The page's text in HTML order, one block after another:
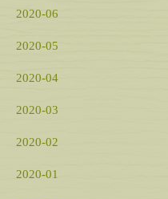
2020-06
2020-05
2020-04
2020-03
2020-02
2020-01